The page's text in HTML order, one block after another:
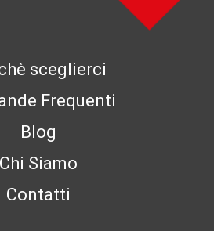
sceglierci
Frequenti
Blog
Chi Siamo
Contatti